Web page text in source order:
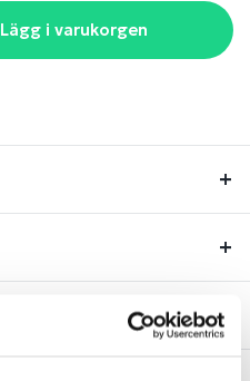
Lägg i varukorgen